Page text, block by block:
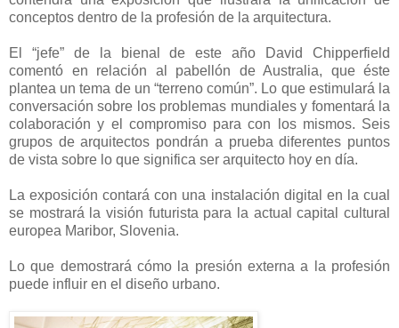
conceptos dentro de la profesión de la arquitectura.
El “jefe” de la bienal de este año David Chipperfield
comentó en relación al pabellón de Australia, que éste
plantea un tema de un “terreno común”. Lo que estimulará la
conversación sobre los problemas mundiales y fomentará la
colaboración y el compromiso para con los mismos. Seis
grupos de arquitectos pondrán a prueba diferentes puntos
de vista sobre lo que significa ser arquitecto hoy en día.
La exposición contará con una instalación digital en la cual
se mostrará la visión futurista para la actual capital cultural
europea Maribor, Slovenia.
Lo que demostrará cómo la presión externa a la profesión
puede influir en el diseño urbano.